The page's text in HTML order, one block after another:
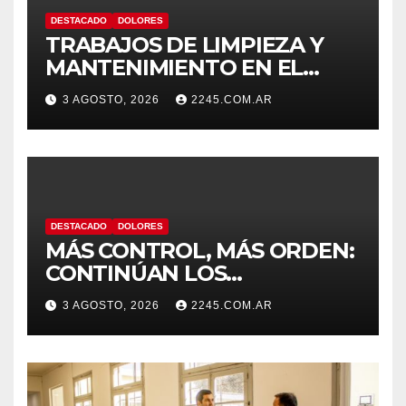
DESTACADO DOLORES
TRABAJOS DE LIMPIEZA Y
MANTENIMIENTO EN EL
CANAL LA PICASA
3 AGOSTO, 2026 2245.COM.AR
DESTACADO DOLORES
MÁS CONTROL, MÁS ORDEN:
CONTINÚAN LOS
OPERATIVOS PREVENTIVOS
DE TRÁNSITO EN DOLORES
3 AGOSTO, 2026 2245.COM.AR